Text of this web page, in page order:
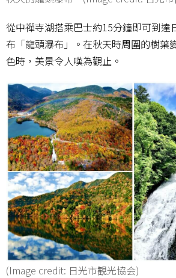
從中禪寺湖搭乘巴士約15分鐘即可到達
布「龍頭瀑布」。在秋天時周圍的樹葉
色時，美景令人嘆為觀止。
(Image credit: 日光市観光協会)